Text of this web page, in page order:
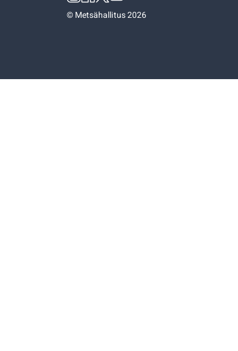
©Metsähallitus 2026